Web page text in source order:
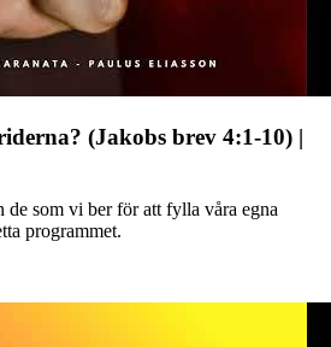
(Jakobs brev 4:1-10) |
som vi ber för att fylla våra egna
programmet.